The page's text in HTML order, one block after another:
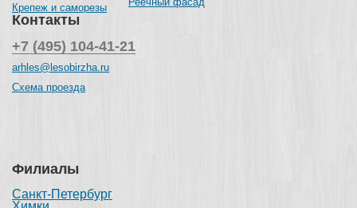
Крепеж и саморезы
Контакты
+7 (495) 104-41-21
arhles@lesobirzha.ru
Схема проезда
Филиалы
Санкт-Петербург